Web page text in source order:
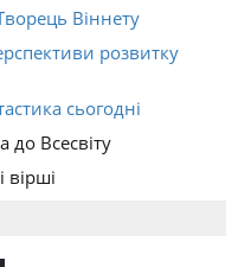
Віннету
розвитку
сьогодні
до Всесвіту
вірші